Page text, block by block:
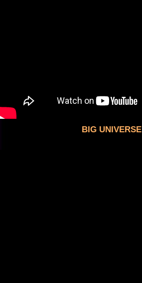
BIG UNIVERSE